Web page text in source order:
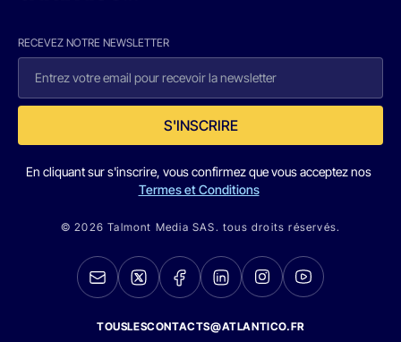
RECEVEZ NOTRE NEWSLETTER
S'INSCRIRE
En cliquant sur s'inscrire, vous confirmez que vous acceptez nos
Termes et Conditions
© 2026 Talmont Media SAS. tous droits réservés.
TOUSLESCONTACTS@ATLANTICO.FR